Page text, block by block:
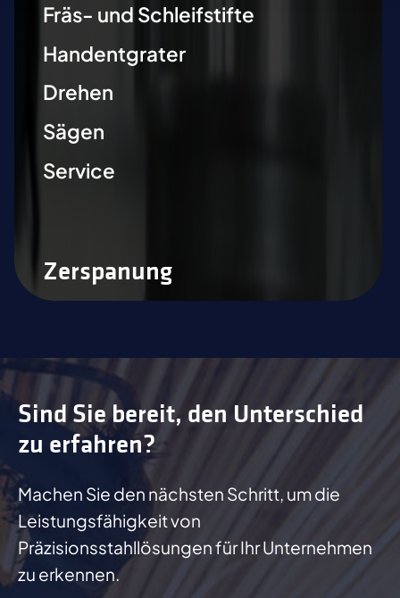
Fräs- und Schleifstifte
Handentgrater
Drehen
Sägen
Service
Zerspanung
Sind Sie bereit, den Unterschied
zu erfahren?
Machen Sie den nächsten Schritt, um die
Leistungsfähigkeit von
Präzisionsstahllösungen für Ihr Unternehmen
zu erkennen.